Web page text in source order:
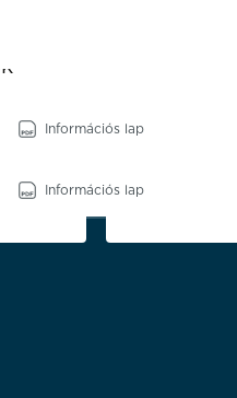
Információs lap
Információs lap